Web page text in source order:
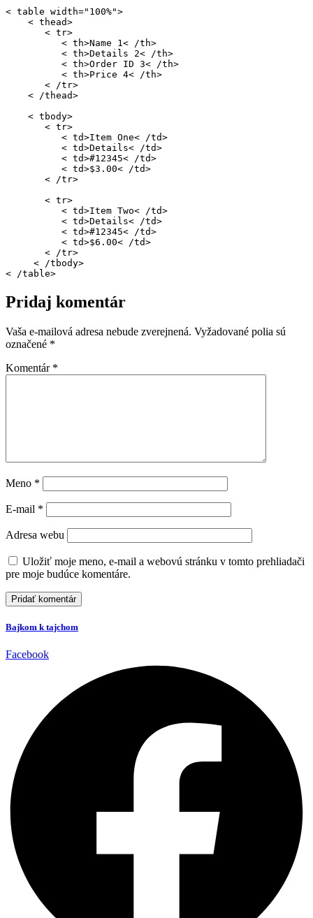
< table width="100%">
    < thead>
       < tr>
          < th>Name 1< /th>
          < th>Details 2< /th>
          < th>Order ID 3< /th>
          < th>Price 4< /th>
       < /tr>
    < /thead>
    < tbody>
       < tr>
          < td>Item One< /td>
          < td>Details< /td>
          < td>#12345< /td>
          < td>$3.00< /td>
       < /tr>
       < tr>
          < td>Item Two< /td>
          < td>Details< /td>
          < td>#12345< /td>
          < td>$6.00< /td>
       < /tr>
     < /tbody>
< /table>
Pridaj komentár
Vaša e-mailová adresa nebude zverejnená. Vyžadované polia sú
označené *
Komentár *
Meno *
E-mail *
Adresa webu
Uložiť moje meno, e-mail a webovú stránku v tomto prehliadači
pre moje budúce komentáre.
Bajkom k tajchom
Facebook